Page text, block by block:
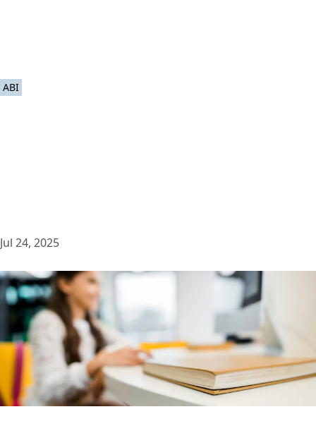
ABI
Jul 24, 2025